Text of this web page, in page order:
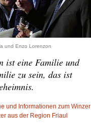
und Enzo Lorenzon
ist eine Familie und
zu sein, das ist
und Informationen zum Winzer
aus der Region Friaul